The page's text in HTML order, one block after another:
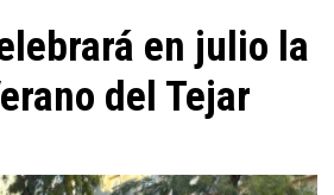
en julio la
del Tejar